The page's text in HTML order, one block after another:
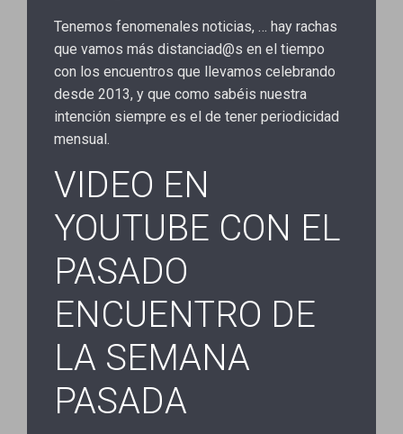
Tenemos fenomenales noticias, … hay rachas
que vamos más distanciad@s en el tiempo
con los encuentros que llevamos celebrando
desde 2013, y que como sabéis nuestra
intención siempre es el de tener periodicidad
mensual.
VIDEO EN
YOUTUBE CON EL
PASADO
ENCUENTRO DE
LA SEMANA
PASADA